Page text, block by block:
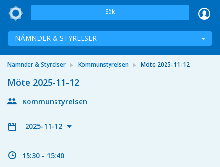
Sök
NÄMNDER & STYRELSER
Nämnder & Styrelser Kommunstyrelsen Möte 2025-11-12
Möte 2025-11-12
Kommunstyrelsen
2025-11-12
15:30 - 15:40